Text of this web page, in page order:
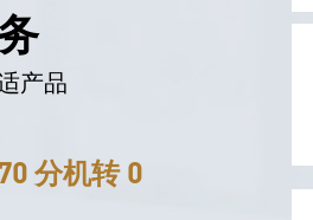
产品
分机转 0